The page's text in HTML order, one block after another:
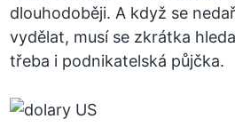
dlouhodoběji. A když se
vydělat, musí se zkrátka
třeba i podnikatelská půjčka.